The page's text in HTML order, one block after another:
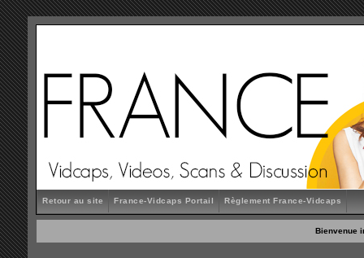
Retour au site France-Vidcaps Portail Règlement France-Vidcaps
Bienvenue